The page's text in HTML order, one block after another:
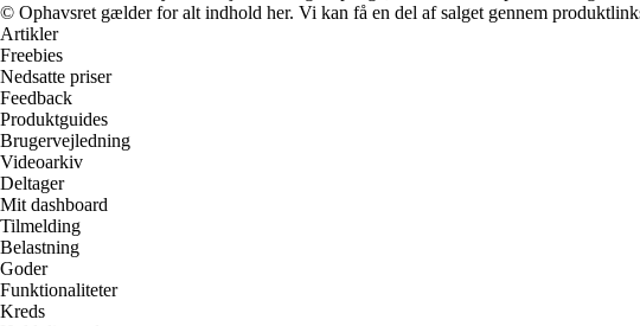
© Ophavsret gælder for alt indhold her. Vi kan få en del af salget gennem
Artikler
Freebies
Nedsatte priser
Feedback
Produktguides
Brugervejledning
Videoarkiv
Deltager
Mit dashboard
Tilmelding
Belastning
Goder
Funktionaliteter
Kreds